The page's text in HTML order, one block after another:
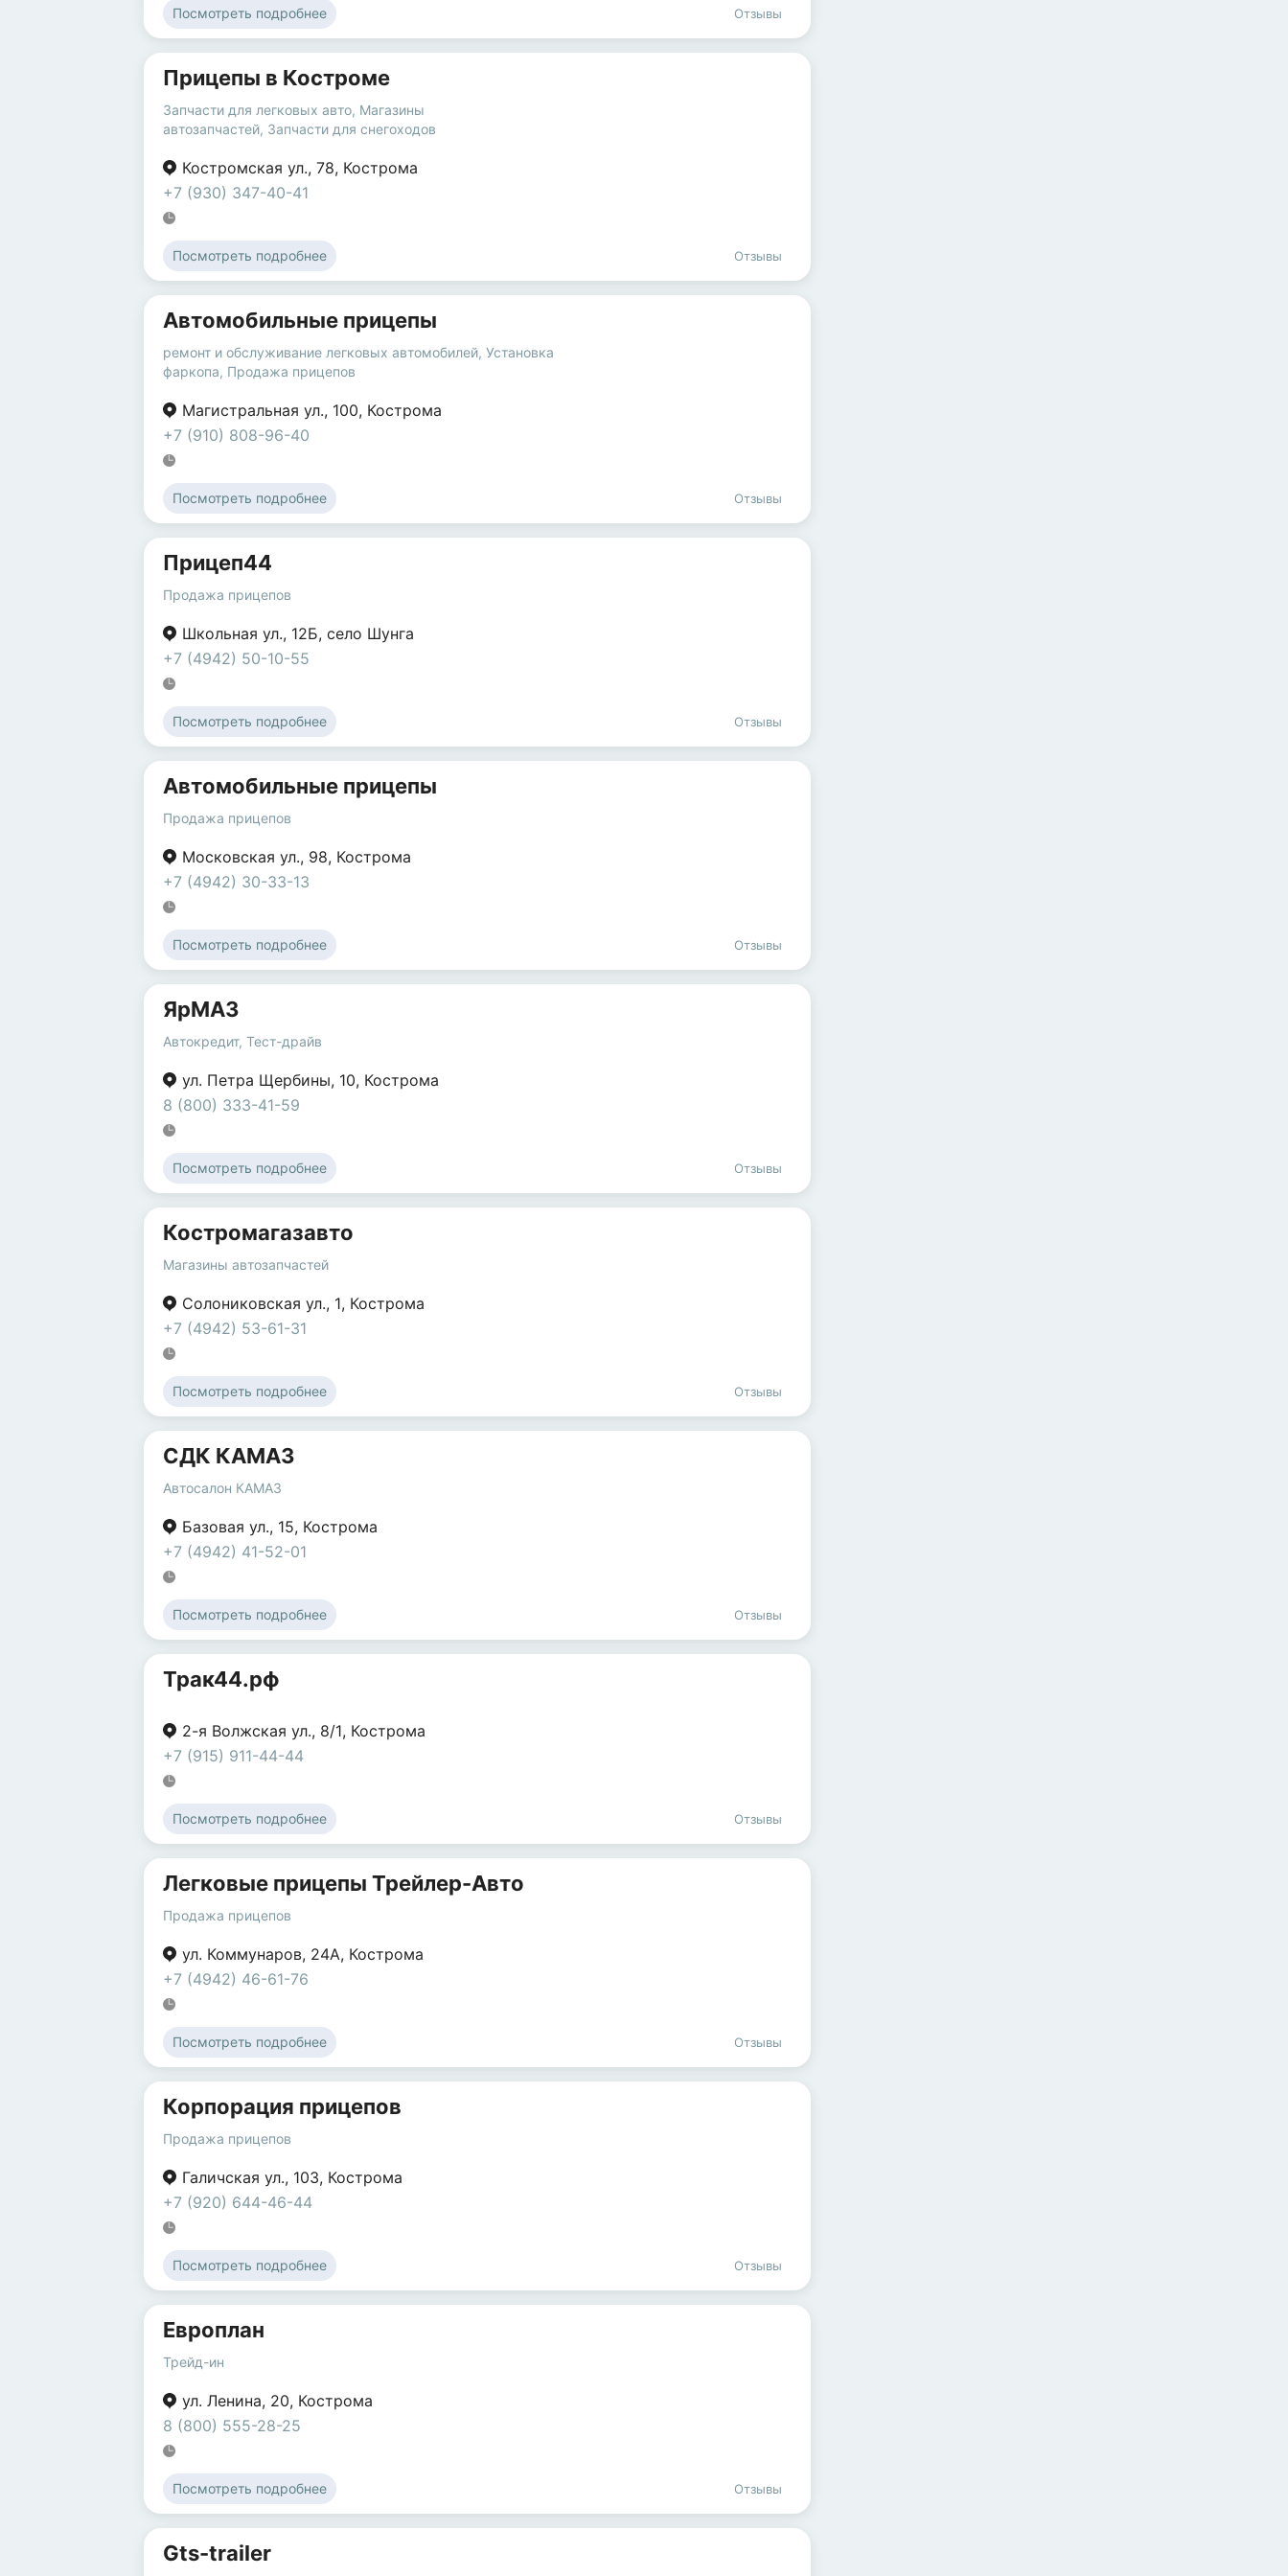
Посмотреть подробнее Отзывы
Прицепы в Костроме
Запчасти для легковых авто, Магазины
автозапчастей, Запчасти для снегоходов
Костромская ул., 78, Кострома
+7 (930) 347-40-41
Посмотреть подробнее Отзывы
Автомобильные прицепы
ремонт и обслуживание легковых автомобилей, Установка
фаркопа, Продажа прицепов
Магистральная ул., 100, Кострома
+7 (910) 808-96-40
Посмотреть подробнее Отзывы
Прицеп44
Продажа прицепов
Школьная ул., 12Б, село Шунга
+7 (4942) 50-10-55
Посмотреть подробнее Отзывы
Автомобильные прицепы
Продажа прицепов
Московская ул., 98, Кострома
+7 (4942) 30-33-13
Посмотреть подробнее Отзывы
ЯрМАЗ
Автокредит, Тест-драйв
ул. Петра Щербины, 10, Кострома
8 (800) 333-41-59
Посмотреть подробнее Отзывы
Костромагазавто
Магазины автозапчастей
Солониковская ул., 1, Кострома
+7 (4942) 53-61-31
Посмотреть подробнее Отзывы
СДК КАМАЗ
Автосалон КАМАЗ
Базовая ул., 15, Кострома
+7 (4942) 41-52-01
Посмотреть подробнее Отзывы
Трак44.рф
2-я Волжская ул., 8/1, Кострома
+7 (915) 911-44-44
Посмотреть подробнее Отзывы
Легковые прицепы Трейлер-Авто
Продажа прицепов
ул. Коммунаров, 24А, Кострома
+7 (4942) 46-61-76
Посмотреть подробнее Отзывы
Корпорация прицепов
Продажа прицепов
Галичская ул., 103, Кострома
+7 (920) 644-46-44
Посмотреть подробнее Отзывы
Европлан
Трейд-ин
ул. Ленина, 20, Кострома
8 (800) 555-28-25
Посмотреть подробнее Отзывы
Gts-trailer